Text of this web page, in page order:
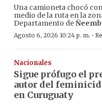
Una camioneta chocó
medio de la ruta en la
Departamento de
Agosto 6, 2026 10:24 p. m. ·
Nacionales
Sigue prófugo el
autor del
en Curuguaty